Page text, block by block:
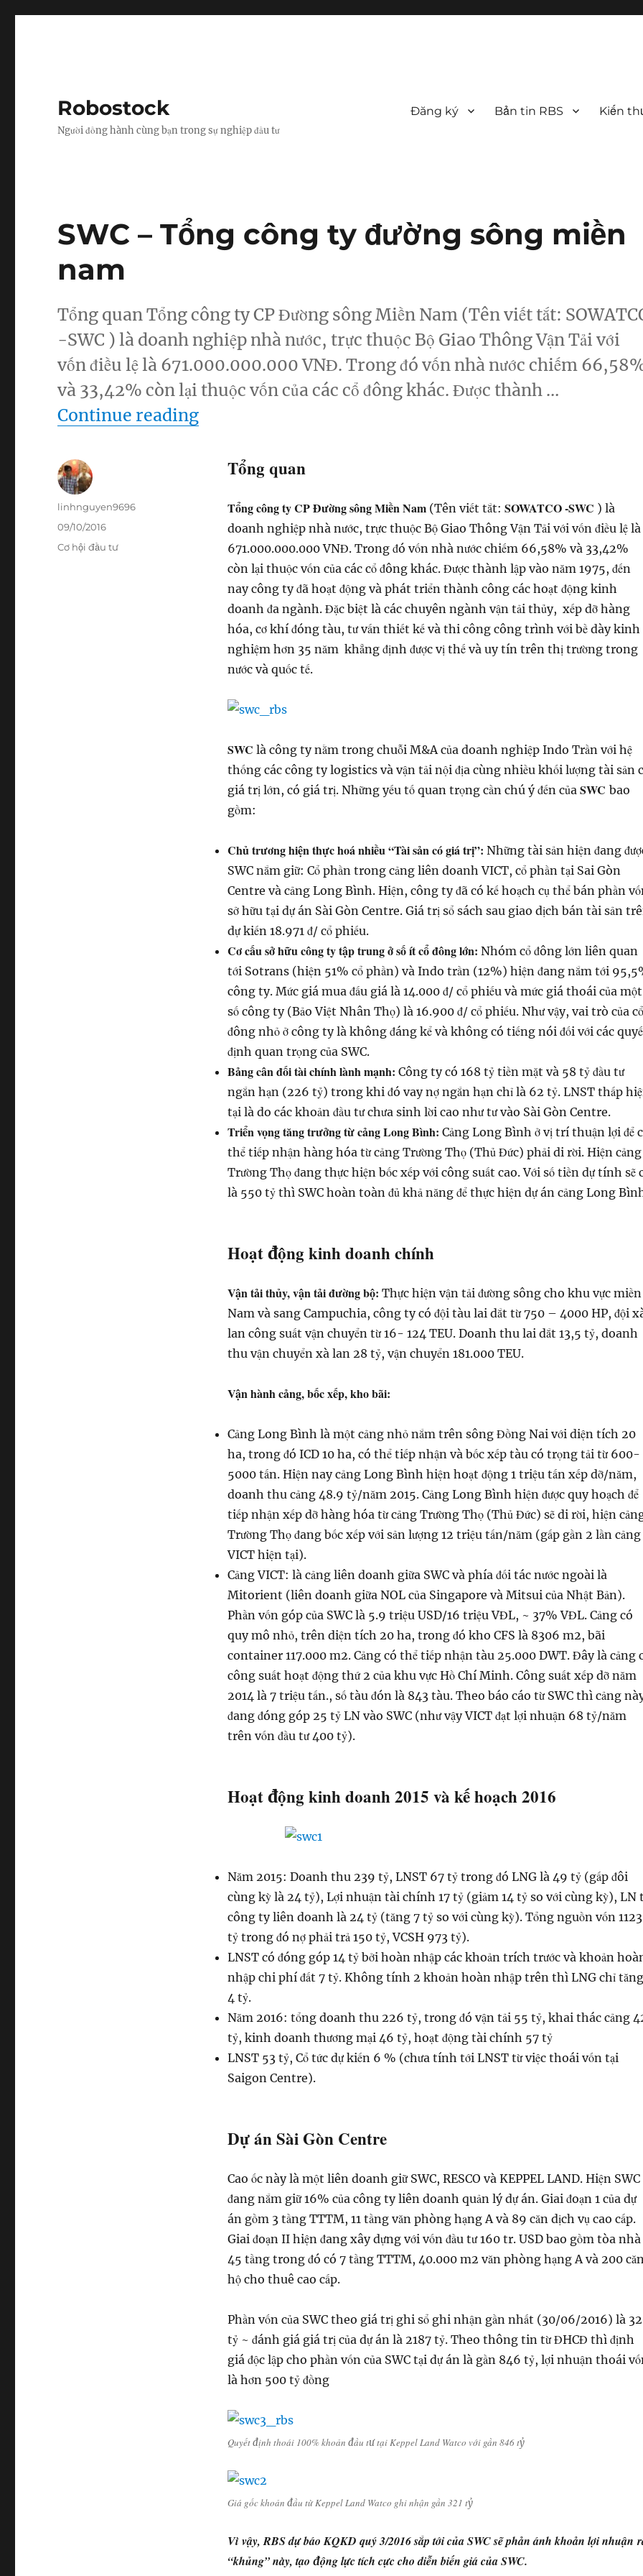
Robostock
Người đồng hành cùng bạn trong sự nghiệp đầu tư
Đăng ký Bản tin RBS Kiến
SWC – Tổng công ty đường sông miền
nam
Tổng quan Tổng công ty CP Đường sông Miền Nam (Tên viết tắt:
-SWC ) là doanh nghiệp nhà nước, trực thuộc Bộ Giao Thông Vận Tải với
vốn điều lệ là 671.000.000.000 VNĐ. Trong đó vốn nhà nước chiếm
và 33,42% còn lại thuộc vốn của các cổ đông khác. Được thành …
Continue reading“SWC – Tổng công ty đường sông miền nam”
Tổng quan
Tổng công ty CP Đường sông Miền Nam(Tên viết tắt: SOWATCO -SWC ) là
doanh nghiệp nhà nước, trực thuộc Bộ Giao Thông Vận Tải với vốn điều lệ là
671.000.000.000 VNĐ. Trong đó vốn nhà nước chiếm 66,58% và 33,42%
còn lại thuộc vốn của các cổ đông khác. Được thành lập vào năm 1975, đến
nay công ty đã hoạt động và phát triển thành công các hoạt động kinh
doanh đa ngành. Đặc biệt là các chuyên ngành vận tải thủy, xếp dỡ hàng
hóa, cơ khí đóng tàu, tư vấn thiết kế và thi công công trình với bề dày kinh
nghiệm hơn 35 năm khẳng định được vị thế và uy tín trên thị trường trong
nước và quốc tế.
SWC là công ty nằm trong chuỗi M&A của doanh nghiệp Indo Trần với hệ
thống các công ty logistics và vận tải nội địa cùng nhiều khối lượng tài sản
giá trị lớn, có giá trị. Những yếu tố quan trọng cần chú ý đến của SWC bao
gồm:
Chủ trương hiện thực hoá nhiều “Tài sản có giá trị”: Những tài sản hiện đang
SWC nắm giữ: Cổ phần trong cảng liên doanh VICT, cổ phần tại Sai Gòn
Centre và cảng Long Bình. Hiện, công ty đã có kế hoạch cụ thể bán phần
sở hữu tại dự án Sài Gòn Centre. Giá trị sổ sách sau giao dịch bán tài sản
dự kiến 18.971 đ/ cổ phiếu.
Cơ cấu sở hữu công ty tập trung ở số ít cổ đông lớn: Nhóm cổ đông lớn liên quan
tới Sotrans (hiện 51% cổ phần) và Indo trần (12%) hiện đang nắm tới
công ty. Mức giá mua đấu giá là 14.000 đ/ cổ phiếu và mức giá thoái của một
số công ty (Bảo Việt Nhân Thọ) là 16.900 đ/ cổ phiếu. Như vậy, vai trò của cổ
đông nhỏ ở công ty là không đáng kể và không có tiếng nói đối với các
định quan trọng của SWC.
Bảng cân đối tài chính lành mạnh: Công ty có 168 tỷ tiền mặt và 58 tỷ đầu tư
ngắn hạn (226 tỷ) trong khi đó vay nợ ngắn hạn chỉ là 62 tỷ. LNST thấp
tại là do các khoản đầu tư chưa sinh lời cao như tư vào Sài Gòn Centre.
Triển vọng tăng trưởng từ cảng Long Bình: Cảng Long Bình ở vị trí thuận lợi để
thể tiếp nhận hàng hóa từ cảng Trường Thọ (Thủ Đức) phải di rời. Hiện cảng
Trường Thọ đang thực hiện bốc xếp với công suất cao. Với số tiền dự tính sẽ
là 550 tỷ thì SWC hoàn toàn đủ khả năng để thực hiện dự án cảng Long
Hoạt động kinh doanh chính
Vận tải thủy, vận tải đường bộ: Thực hiện vận tải đường sông cho khu vực miền
Nam và sang Campuchia, công ty có đội tàu lai dắt từ 750 – 4000 HP, đội
lan công suất vận chuyển từ 16- 124 TEU. Doanh thu lai dắt 13,5 tỷ, doanh
thu vận chuyển xà lan 28 tỷ, vận chuyển 181.000 TEU.
Vận hành cảng, bốc xếp, kho bãi:
Cảng Long Bình là một cảng nhỏ nắm trên sông Đồng Nai với diện tích 20
ha, trong đó ICD 10 ha, có thể tiếp nhận và bốc xếp tàu có trọng tải từ 600-
5000 tấn. Hiện nay cảng Long Bình hiện hoạt động 1 triệu tấn xếp dỡ/năm,
doanh thu cảng 48.9 tỷ/năm 2015. Cảng Long Bình hiện được quy hoạch để
tiếp nhận xếp dỡ hàng hóa từ cảng Trường Thọ (Thủ Đức) sẽ di rời, hiện
Trường Thọ đang bốc xếp với sản lượng 12 triệu tấn/năm (gấp gần 2 lần cảng
VICT hiện tại).
Cảng VICT: là cảng liên doanh giữa SWC và phía đối tác nước ngoài là
Mitorient (liên doanh giữa NOL của Singapore và Mitsui của Nhật Bản).
Phần vốn góp của SWC là 5.9 triệu USD/16 triệu VĐL, ~ 37% VĐL. Cảng có
quy mô nhỏ, trên diện tích 20 ha, trong đó kho CFS là 8306 m2, bãi
container 117.000 m2. Cảng có thể tiếp nhận tàu 25.000 DWT. Đây là cảng
công suất hoạt động thứ 2 của khu vực Hồ Chí Minh. Công suất xếp dỡ năm
2014 là 7 triệu tấn., số tàu đón là 843 tàu. Theo báo cáo từ SWC thì cảng
đang đóng góp 25 tỷ LN vào SWC (như vậy VICT đạt lợi nhuận 68 tỷ/năm
trên vốn đầu tư 400 tỷ).
Hoạt động kinh doanh 2015 và kế hoạch 2016
Năm 2015: Doanh thu 239 tỷ, LNST 67 tỷ trong đó LNG là 49 tỷ (gấp đôi
cùng kỳ là 24 tỷ), Lợi nhuận tài chính 17 tỷ (giảm 14 tỷ so với cùng kỳ), LN
công ty liên doanh là 24 tỷ (tăng 7 tỷ so với cùng kỳ). Tổng nguồn vốn 1123
tỷ trong đó nợ phải trả 150 tỷ, VCSH 973 tỷ).
LNST có đóng góp 14 tỷ bởi hoàn nhập các khoản trích trước và khoản
nhập chi phí đất 7 tỷ. Không tính 2 khoản hoàn nhập trên thì LNG chỉ tăng
4 tỷ.
Năm 2016: tổng doanh thu 226 tỷ, trong đó vận tải 55 tỷ, khai thác cảng
tỷ, kinh doanh thương mại 46 tỷ, hoạt động tài chính 57 tỷ
LNST 53 tỷ, Cổ tức dự kiến 6 % (chưa tính tới LNST từ việc thoái vốn tại
Saigon Centre).
Dự án Sài Gòn Centre
Cao ốc này là một liên doanh giữ SWC, RESCO và KEPPEL LAND. Hiện SWC
đang nắm giữ 16% của công ty liên doanh quản lý dự án. Giai đoạn 1 của dự
án gồm 3 tầng TTTM, 11 tầng văn phòng hạng A và 89 căn dịch vụ cao cấp.
Giai đoạn II hiện đang xây dựng với vốn đầu tư 160 tr. USD bao gồm tòa nhà
45 tầng trong đó có 7 tầng TTTM, 40.000 m2 văn phòng hạng A và 200
hộ cho thuê cao cấp.
Phần vốn của SWC theo giá trị ghi sổ ghi nhận gần nhất (30/06/2016) là
tỷ ~ đánh giá giá trị của dự án là 2187 tỷ. Theo thông tin từ ĐHCĐ thì định
giá độc lập cho phần vốn của SWC tại dự án là gần 846 tỷ, lợi nhuận thoái
là hơn 500 tỷ đồng
Quyết định thoái 100% khoản đầu tư tại Keppel Land Watco với gần 846 tỷ
Giá gốc khoản đầu từ Keppel Land Watco ghi nhận gần 321 tỷ
Vì vậy, RBS dự báo KQKD quý 3/2016 sắp tới của SWC sẽ phản ánh khoản lợi nhuận
“khủng” này, tạo động lực tích cực cho diễn biến giá của SWC.
Author
linhnguyen9696
Posted
09/10/2016
Categories
Cơ hội đầu tư